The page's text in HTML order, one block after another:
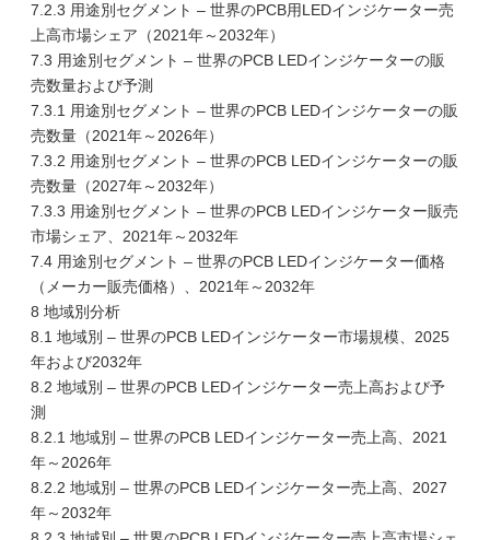
7.2.3 用途別セグメント – 世界のPCB用LEDインジケーター売
上高市場シェア（2021年～2032年）
7.3 用途別セグメント – 世界のPCB LEDインジケーターの販
売数量および予測
7.3.1 用途別セグメント – 世界のPCB LEDインジケーターの販
売数量（2021年～2026年）
7.3.2 用途別セグメント – 世界のPCB LEDインジケーターの販
売数量（2027年～2032年）
7.3.3 用途別セグメント – 世界のPCB LEDインジケーター販売
市場シェア、2021年～2032年
7.4 用途別セグメント – 世界のPCB LEDインジケーター価格
（メーカー販売価格）、2021年～2032年
8 地域別分析
8.1 地域別 – 世界のPCB LEDインジケーター市場規模、2025
年および2032年
8.2 地域別 – 世界のPCB LEDインジケーター売上高および予
測
8.2.1 地域別 – 世界のPCB LEDインジケーター売上高、2021
年～2026年
8.2.2 地域別 – 世界のPCB LEDインジケーター売上高、2027
年～2032年